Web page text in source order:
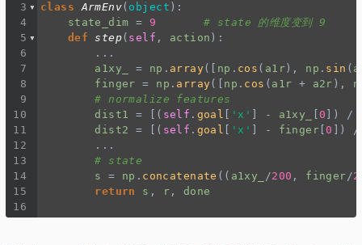
3
class ArmEnv( object ):
4
state_dim = 9
# state 的维度变到 9
5
def step ( self , action ):
6
...
7
a1xy_ = np . array ([ np . cos ( a1r), np . sin (
8
finger = np . array ([ np . cos ( a1r + a2r ),
9
# normalize features
10
dist1 = [( self . goal 'x' - a1xy_ [0 ]) /
11
dist2 = [( self . goal 'x' - finger [0 ]) /
12
...
13
# state
14
s = np . concatenate (( a1xy_ /200 , finger/
15
return s , r, done
16